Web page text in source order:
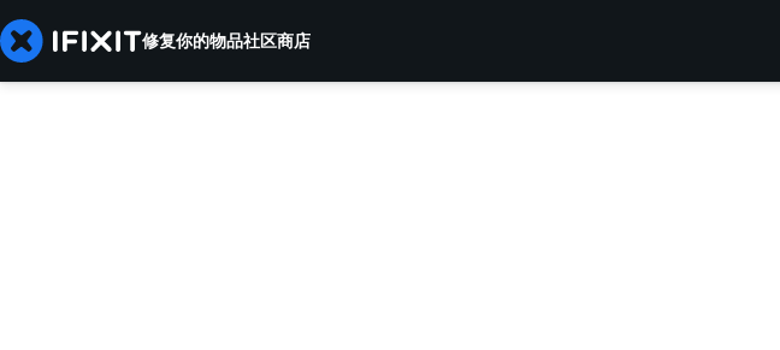
修复你的物品社区商店